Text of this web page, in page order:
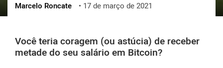
ქართული
vietnamese
Marcelo Roncate • 17 de março de 2021
Você teria coragem (ou astúcia) de receber
metade do seu salário em Bitcoin?